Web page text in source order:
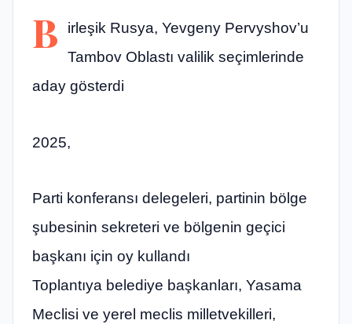
B
irleşik Rusya, Yevgeny Pervyshov’u
Tambov Oblastı valilik seçimlerinde
aday gösterdi
2025,
Parti konferansı delegeleri, partinin bölge
şubesinin sekreteri ve bölgenin geçici
başkanı için oy kullandı
Toplantıya belediye başkanları, Yasama
Meclisi ve yerel meclis milletvekilleri,